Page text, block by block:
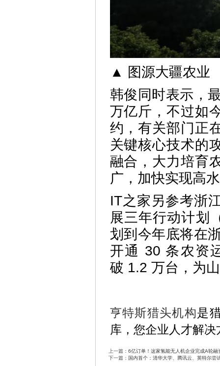
▲ 图源大疆农业
韩俊同时表示，
万亿斤，不过如
约，有关部门正
关键核心技术的
融合，大力培育
广，加快实现高
IT之家另参考浙
展三年行动计划
划到今年底将在
开通 30 条农资
破 1.2 万台，为
亨特斯猎头机构是
库，您企业人才解
上一篇： 6亿订单！这家氢能无人机企业完成A轮融
下一篇： 国内首个：清华大学、腾讯云、英特尔尝